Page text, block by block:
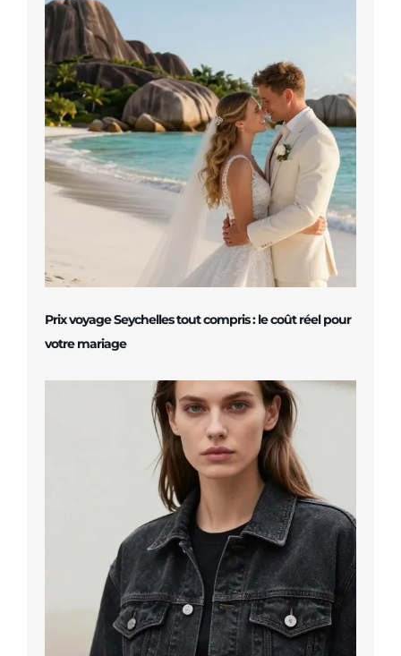
Prix voyage Seychelles tout compris : le coût réel pour
votre mariage